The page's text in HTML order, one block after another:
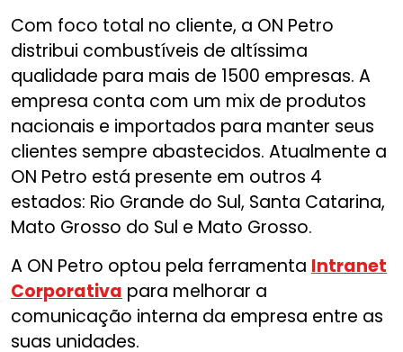
Com foco total no cliente, a ON Petro
distribui combustíveis de altíssima
qualidade para mais de 1500 empresas. A
empresa conta com um mix de produtos
nacionais e importados para manter seus
clientes sempre abastecidos. Atualmente a
ON Petro está presente em outros 4
estados: Rio Grande do Sul, Santa Catarina,
Mato Grosso do Sul e Mato Grosso.
A ON Petro optou pela ferramenta Intranet
Corporativa para melhorar a
comunicação interna da empresa entre as
suas unidades.